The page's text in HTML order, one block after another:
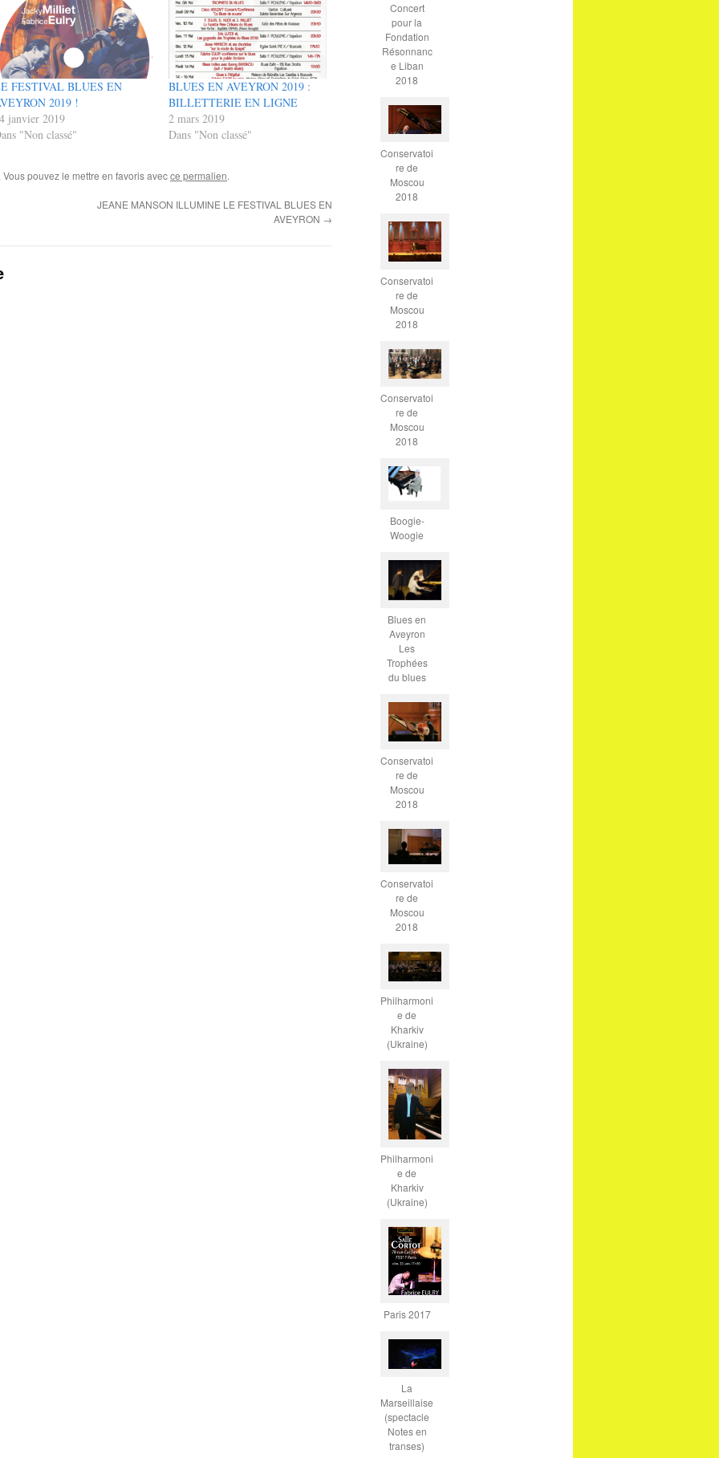
FESTIVAL BLUES EN
2019 !
janvier 2019
"Non classé"
BLUES EN AVEYRON 2019 :
BILLETTERIE EN LIGNE
2 mars 2019
Dans "Non classé"
Vous pouvez le mettre en favoris avecce permalien.
JEANE MANSON ILLUMINE LE FESTIVAL BLUES EN
AVEYRON →
Concert
pour la
Fondation
Résonnanc
e Liban
2018
Conservatoi
re de
Moscou
2018
Conservatoi
re de
Moscou
2018
Conservatoi
re de
Moscou
2018
Boogie-
Woogie
Blues en
Aveyron
Les
Trophées
du blues
Conservatoi
re de
Moscou
2018
Conservatoi
re de
Moscou
2018
Philharmoni
e de
Kharkiv
(Ukraine)
Philharmoni
e de
Kharkiv
(Ukraine)
Paris 2017
La
Marseillaise
(spectacle
Notes en
transes)